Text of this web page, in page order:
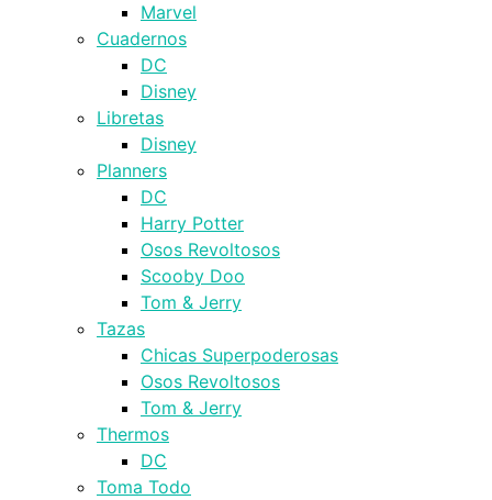
Marvel
Cuadernos
DC
Disney
Libretas
Disney
Planners
DC
Harry Potter
Osos Revoltosos
Scooby Doo
Tom & Jerry
Tazas
Chicas Superpoderosas
Osos Revoltosos
Tom & Jerry
Thermos
DC
Toma Todo